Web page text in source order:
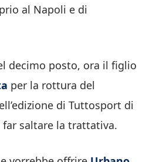
al Napoli e di
decimo posto, ora il figlio
per la rottura del
di Tuttosport di
saltare la trattativa.